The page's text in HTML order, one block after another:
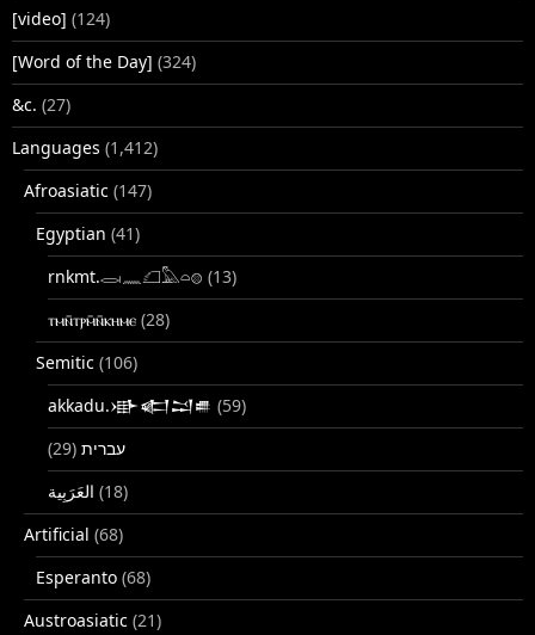
[video] (124)
[Word of the Day] (324)
&c. (27)
Languages (1,412)
Afroasiatic (147)
Egyptian (41)
rnkmt.𓂋𓏺𓈖𓆎𓅓𓏏𓊖 (13)
ⲧⲙⲛ̄ⲧⲣⲙ̄ⲛ̄ⲕⲏⲙⲉ (28)
Semitic (106)
akkadu.𒀝𒅗𒁺𒌑 (59)
עברית (29)
(18)
Artificial (68)
Esperanto (68)
Austroasiatic (21)